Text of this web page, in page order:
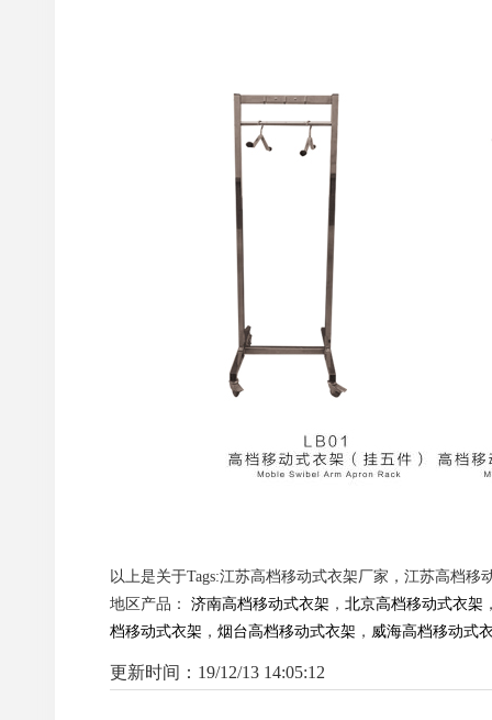
以上是关于Tags:江苏高档移动式衣架厂家，江苏高档移
地区产品： 济南高档移动式衣架 ， 北京高档移动式衣架
档移动式衣架 ， 烟台高档移动式衣架 ， 威海高档移动式
更新时间：19/12/13 14:05:12